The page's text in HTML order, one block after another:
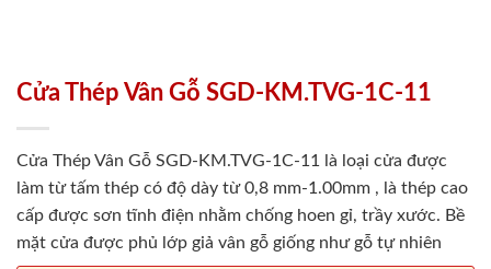
Cửa Thép Vân Gỗ SGD-KM.TVG-1C-11
Cửa Thép Vân Gỗ SGD-KM.TVG-1C-11 là loại cửa được
làm từ tấm thép có độ dày từ 0,8 mm-1.00mm , là thép cao
cấp được sơn tĩnh điện nhằm chống hoen gỉ, trầy xước. Bề
mặt cửa được phủ lớp giả vân gỗ giống như gỗ tự nhiên